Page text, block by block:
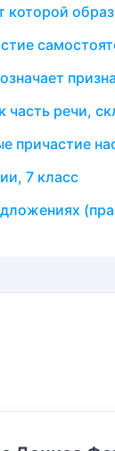
которой
часть речи,
причастие
7 класс